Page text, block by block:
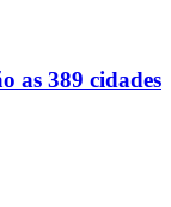
as 389 cidades